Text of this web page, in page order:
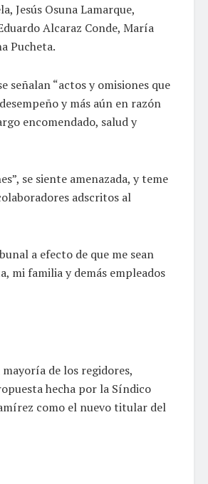
Jesús Osuna Lamarque,
Alcaraz Conde, María
Pucheta.
señalan “actos y omisiones que
y más aún en razón
encomendado, salud y
se siente amenazada, y teme
adscritos al
a efecto de que me sean
mi familia y demás empleados
de los regidores,
hecha por la Síndico
como el nuevo titular del